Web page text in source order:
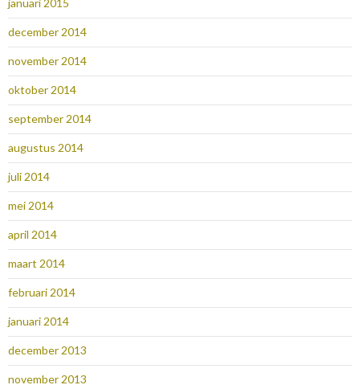
december 2014
november 2014
oktober 2014
september 2014
augustus 2014
juli 2014
mei 2014
april 2014
maart 2014
februari 2014
januari 2014
december 2013
november 2013